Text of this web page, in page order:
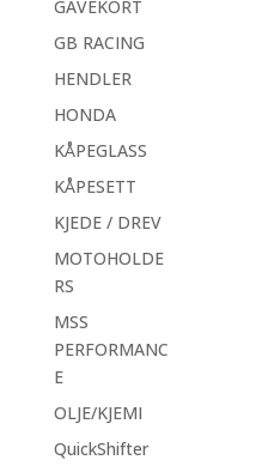
GAVEKORT
GB RACING
HENDLER
HONDA
KÅPEGLASS
KÅPESETT
KJEDE / DREV
MOTOHOLDE
RS
MSS
PERFORMANC
E
OLJE/KJEMI
QuickShifter